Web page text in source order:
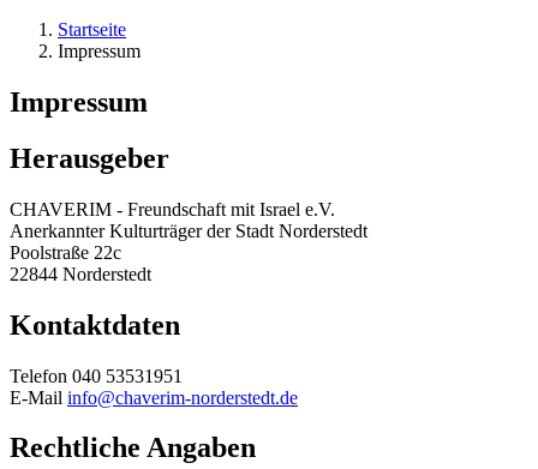
Startseite
Impressum
Impressum
Herausgeber
CHAVERIM - Freundschaft mit Israel e.V.
Anerkannter Kulturträger der Stadt Norderstedt
Poolstraße 22c
22844 Norderstedt
Kontaktdaten
Telefon 040 53531951
E-Mail info@chaverim-norderstedt.de
Rechtliche Angaben